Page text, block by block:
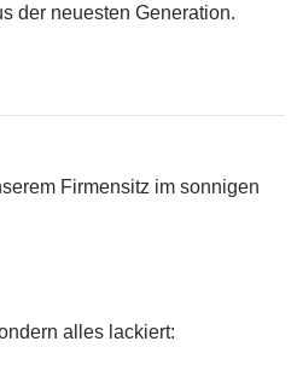
der neuesten Generation.
Firmensitz im sonnigen
alles lackiert: